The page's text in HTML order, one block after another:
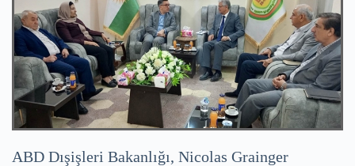
ABD Dışişleri Bakanlığı, Nicolas Grainger